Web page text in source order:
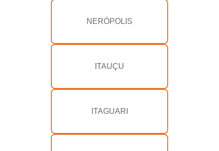
NERÓPOLIS
ITAUÇU
ITAGUARI